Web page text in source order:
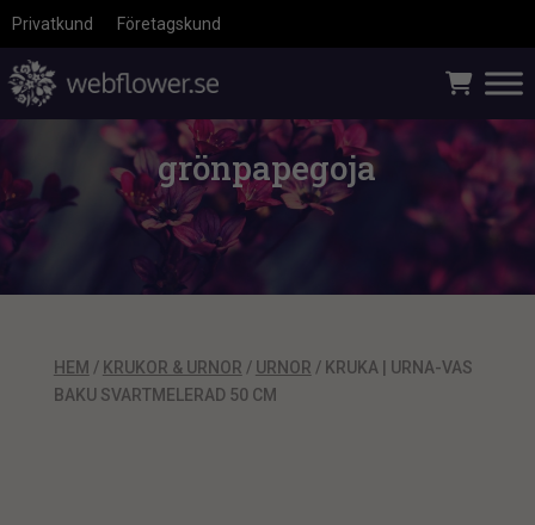
Privatkund Företagskund
grönpapegoja
HEM / KRUKOR & URNOR / URNOR / KRUKA | URNA-VAS
BAKU SVARTMELERAD 50 CM